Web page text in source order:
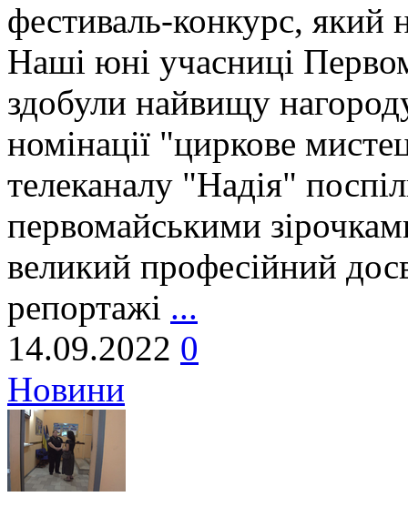
фестиваль-конкурс, який
Наші юні учасниці
здобули найвищу
номінації "циркове
телеканалу "Надія"
первомайськими
великий професійний
репортажі ...
14.09.2022 0
Новини